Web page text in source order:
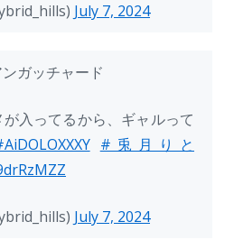
July 7, 2024
ガッチャード
入ってるから、ギャルって
#兎月りと
July 7, 2024